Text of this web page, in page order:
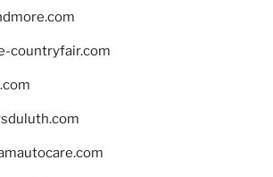
countryfair.com